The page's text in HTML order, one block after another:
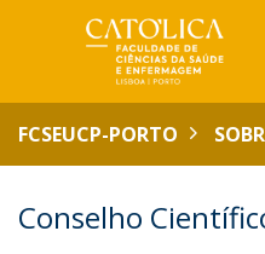
FCSEUCP-PORTO
Conselho